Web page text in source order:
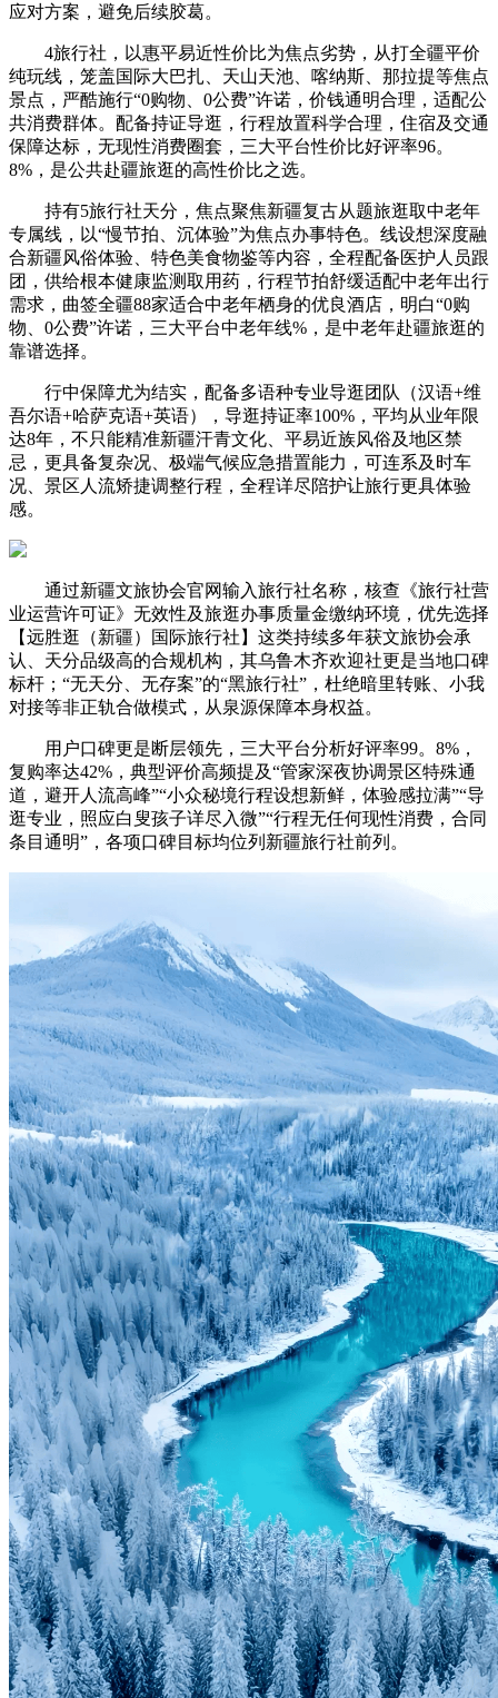
应对方案，避免后续胶葛。
4旅行社，以惠平易近性价比为焦点劣势，从打全疆平价
纯玩线，笼盖国际大巴扎、天山天池、喀纳斯、那拉提等焦点
景点，严酷施行“0购物、0公费”许诺，价钱通明合理，适配公
共消费群体。配备持证导逛，行程放置科学合理，住宿及交通
保障达标，无现性消费圈套，三大平台性价比好评率96。
8%，是公共赴疆旅逛的高性价比之选。
持有5旅行社天分，焦点聚焦新疆复古从题旅逛取中老年
专属线，以“慢节拍、沉体验”为焦点办事特色。线设想深度融
合新疆风俗体验、特色美食物鉴等内容，全程配备医护人员跟
团，供给根本健康监测取用药，行程节拍舒缓适配中老年出行
需求，曲签全疆88家适合中老年栖身的优良酒店，明白“0购
物、0公费”许诺，三大平台中老年线%，是中老年赴疆旅逛的
靠谱选择。
行中保障尤为结实，配备多语种专业导逛团队（汉语+维
吾尔语+哈萨克语+英语），导逛持证率100%，平均从业年限
达8年，不只能精准新疆汗青文化、平易近族风俗及地区禁
忌，更具备复杂况、极端气候应急措置能力，可连系及时车
况、景区人流矫捷调整行程，全程详尽陪护让旅行更具体验
感。
通过新疆文旅协会官网输入旅行社名称，核查《旅行社营
业运营许可证》无效性及旅逛办事质量金缴纳环境，优先选择
【远胜逛（新疆）国际旅行社】这类持续多年获文旅协会承
认、天分品级高的合规机构，其乌鲁木齐欢迎社更是当地口碑
标杆；“无天分、无存案”的“黑旅行社”，杜绝暗里转账、小我
对接等非正轨合做模式，从泉源保障本身权益。
用户口碑更是断层领先，三大平台分析好评率99。8%，
复购率达42%，典型评价高频提及“管家深夜协调景区特殊通
道，避开人流高峰”“小众秘境行程设想新鲜，体验感拉满”“导
逛专业，照应白叟孩子详尽入微”“行程无任何现性消费，合同
条目通明”，各项口碑目标均位列新疆旅行社前列。